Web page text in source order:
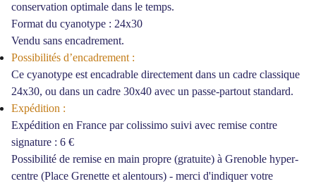
conservation optimale dans le temps.
Format du cyanotype : 24x30
Vendu sans encadrement.
Possibilités d’encadrement :
Ce cyanotype est encadrable directement dans un cadre classique
24x30, ou dans un cadre 30x40 avec un passe-partout standard.
Expédition :
Expédition en France par colissimo suivi avec remise contre
signature : 6 €
Possibilité de remise en main propre (gratuite) à Grenoble hyper-
centre (Place Grenette et alentours) - merci d'indiquer votre